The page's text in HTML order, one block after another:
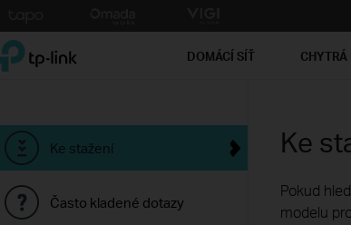
TP-Link, Reliably Smart DOMÁCÍ SÍŤ
Ke stažení
Často kladené dotazy
Ke
Pokud
modelu